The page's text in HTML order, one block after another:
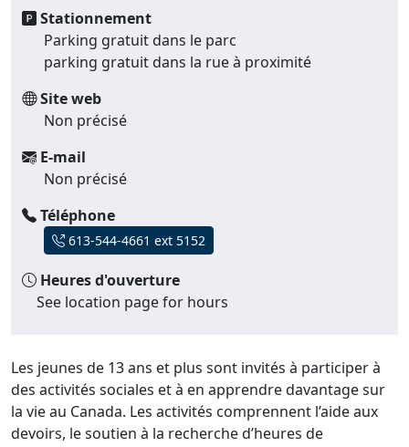
Stationnement
Parking gratuit dans le parc
parking gratuit dans la rue à proximité
Site web
Non précisé
E-mail
Non précisé
Téléphone
613-544-4661 ext 5152
Heures d'ouverture
See location page for hours
Les jeunes de 13 ans et plus sont invités à participer à
des activités sociales et à en apprendre davantage sur
la vie au Canada. Les activités comprennent l’aide aux
devoirs, le soutien à la recherche d’heures de